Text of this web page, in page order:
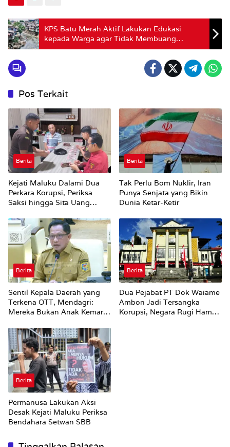
KPS Batu Merah Aktif Lakukan Edukasi
kepada Warga agar Tidak Membuang
Sampah Sembarangan
Pos Terkait
Berita
Kejati Maluku Dalami Dua
Perkara Korupsi, Periksa
Saksi hingga Sita Uang
Berita
Tak Perlu Bom Nuklir, Iran
Punya Senjata yang Bikin
Dunia Ketar-Ketir
Berita
Sentil Kepala Daerah yang
Terkena OTT, Mendagri:
Mereka Bukan Anak Kemarin
Berita
Dua Pejabat PT Dok Waiame
Ambon Jadi Tersangka
Korupsi, Negara Rugi Hampir
Berita
Permanusa Lakukan Aksi
Desak Kejati Maluku Periksa
Bendahara Setwan SBB